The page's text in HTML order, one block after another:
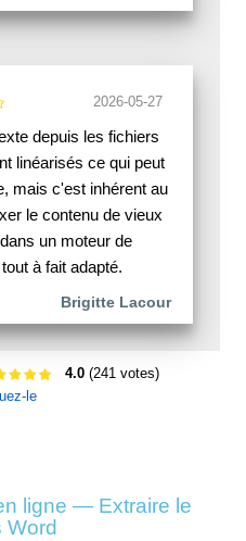
2026-05-27
depuis les fichiers
linéarisés ce qui peut
mais c'est inhérent au
le contenu de vieux
un moteur de
à fait adapté.
Brigitte Lacour
4.0(241 votes)
le
ligne — Extraire le
Word